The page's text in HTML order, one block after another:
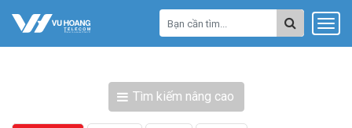
Tìm kiếm nâng cao